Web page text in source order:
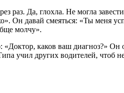
раз. Да, глохла. Не могла
Он давай смеяться: «Ты меня
молчу».
каков ваш диагноз?»
учил других водителей, чтоб